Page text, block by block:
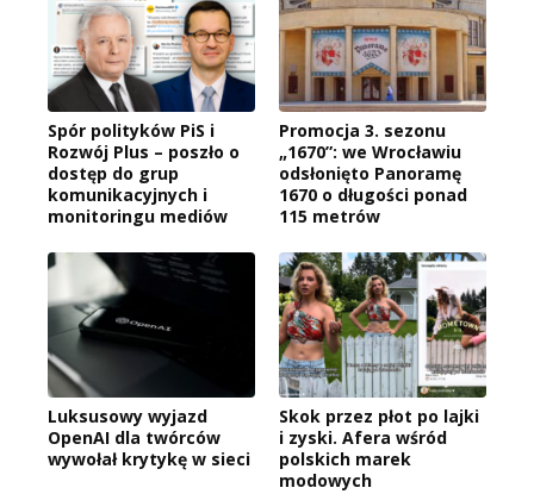
Spór polityków PiS i
Rozwój Plus – poszło o
dostęp do grup
komunikacyjnych i
monitoringu mediów
Promocja 3. sezonu
„1670”: we Wrocławiu
odsłonięto Panoramę
1670 o długości ponad
115 metrów
Luksusowy wyjazd
OpenAI dla twórców
wywołał krytykę w sieci
Skok przez płot po lajki
i zyski. Afera wśród
polskich marek
modowych